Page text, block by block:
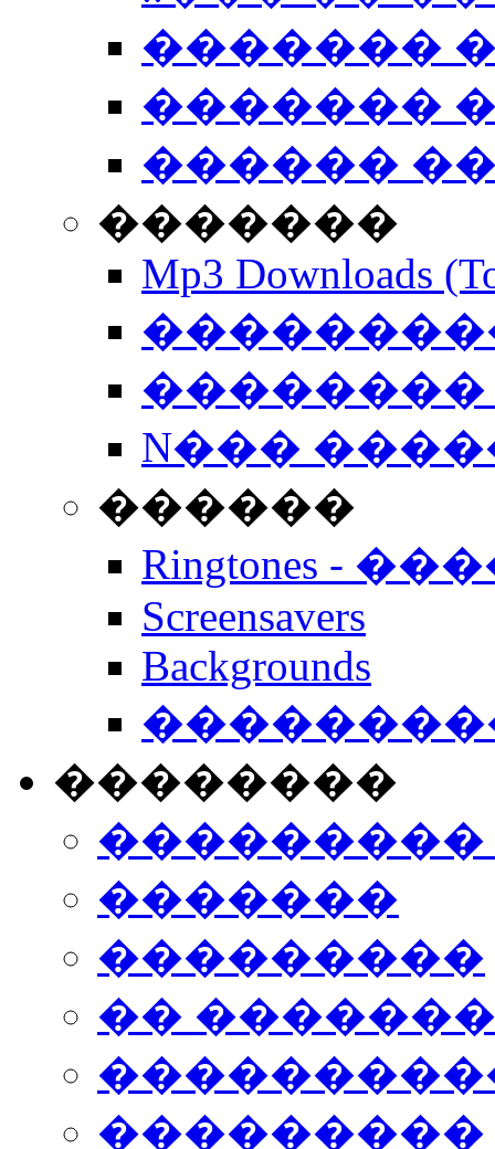
�������
�������
������
�������
Mp3 Downloads
��������
N���
������
Ringtones -
Screensavers
Backgrounds
��������
���������
�������
���������
��
���������